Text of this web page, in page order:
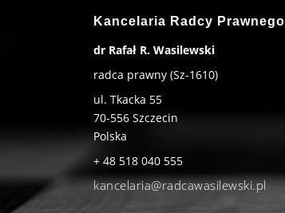
Kancelaria Radcy Prawnego
dr Rafał R. Wasilewski
radca prawny (Sz-1610)
ul. Tkacka 55
70-556 Szczecin
Polska
+ 48 518 040 555
kancelaria@radcawasilewski.pl